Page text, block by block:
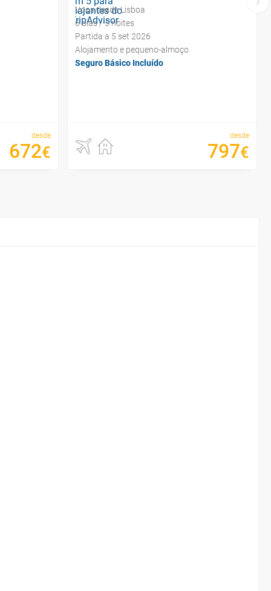
desde
672€
Voos desde Lisboa
6 dias / 5 noites
Partida a 5 set 2026
Alojamento e pequeno-almoço
Seguro Básico Incluído
desde
797€